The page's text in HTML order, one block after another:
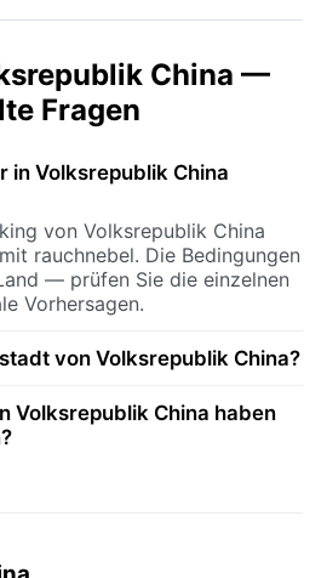
China —
Fragen
in Volksrepublik China
von Volksrepublik China
rauchnebel. Die Bedingungen
— prüfen Sie die einzelnen
Vorhersagen.
von Volksrepublik China?
Volksrepublik China haben